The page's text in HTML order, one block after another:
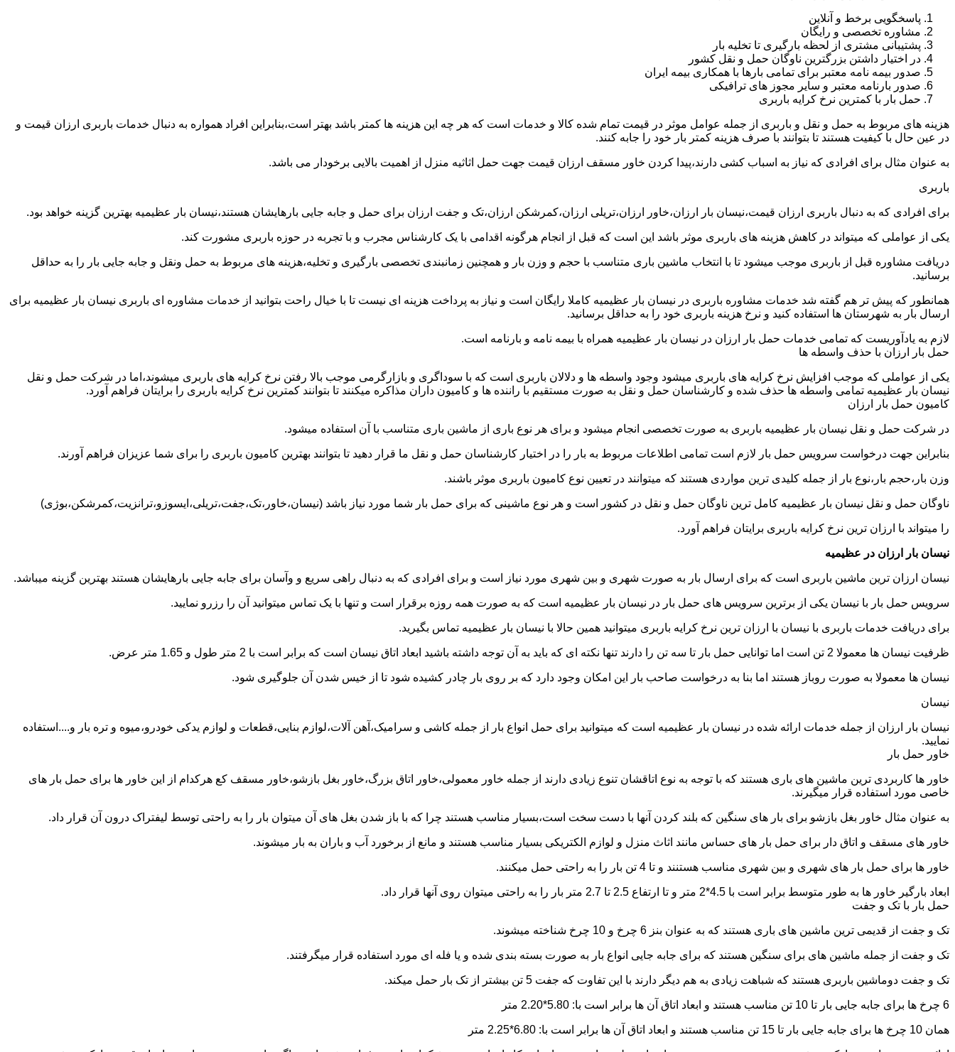
پاسخگویی برخط و آنلاین
مشاوره تخصصی و رایگان
پشتیبانی مشتری از لحظه بارگیری تا تخلیه بار
در اختیار داشتن بزرگترین ناوگان حمل و نقل کشور
صدور بیمه نامه معتبر برای تمامی بارها با همکاری بیمه ایران
صدور بارنامه معتبر و سایر مجوز های ترافیکی
حمل بار با کمترین نرخ کرایه باربری
هزینه های مربوط به حمل و نقل و باربری از جمله عوامل موثر در قیمت تمام شده کالا و خدمات است که هر چه این هزینه ها کمتر باشد بهتر است،بنابراین افراد همواره به دنبال خدمات باربری ارزان قیمت و
در عین حال با کیفیت هستند تا بتوانند با صرف هزینه کمتر بار خود را جابه کنند.
به عنوان مثال برای افرادی که نیاز به اسباب کشی دارند،پیدا کردن خاور مسقف ارزان قیمت جهت حمل اثاثیه منزل از اهمیت بالایی برخودار می باشد.
باربری
برای افرادی که به دنبال باربری ارزان قیمت،نیسان بار ارزان،خاور ارزان،تریلی ارزان،کمرشکن ارزان،تک و جفت ارزان برای حمل و جابه جایی بارهایشان هستند،نیسان بار عظیمیه بهترین گزینه خواهد بود.
یکی از عواملی که میتواند در کاهش هزینه های باربری موثر باشد این است که قبل از انجام هرگونه اقدامی با یک کارشناس مجرب و با تجربه در حوزه باربری مشورت کند.
دریافت مشاوره قبل از باربری موجب میشود تا با انتخاب ماشین باری متناسب با حجم و وزن بار و همچنین زمانبندی تخصصی بارگیری و تخلیه،هزینه های مربوط به حمل ونقل و جابه جایی بار را به حداقل
برسانید.
همانطور که پیش تر هم گفته شد خدمات مشاوره باربری در نیسان بار عظیمیه کاملا رایگان است و نیاز به پرداخت هزینه ای نیست تا با خیال راحت بتوانید از خدمات مشاوره ای باربری نیسان بار عظیمیه برای
ارسال بار به شهرستان ها استفاده کنید و نرخ هزینه باربری خود را به حداقل برسانید.
لازم به یادآوریست که تمامی خدمات حمل بار ارزان در نیسان بار عظیمیه همراه با بیمه نامه و بارنامه است.
حمل بار ارزان با حذف واسطه ها
یکی از عواملی که موجب افزایش نرخ کرایه های باربری میشود وجود واسطه ها و دلالان باربری است که با سوداگری و بازارگرمی موجب بالا رفتن نرخ کرایه های باربری میشوند،اما در شرکت حمل و نقل
نیسان بار عظیمیه تمامی واسطه ها حذف شده و کارشناسان حمل و نقل به صورت مستقیم با راننده ها و کامیون داران مذاکره میکنند تا بتوانند کمترین نرخ کرایه باربری را برایتان فراهم آورد.
کامیون حمل بار ارزان
در شرکت حمل و نقل نیسان بار عظیمیه باربری به صورت تخصصی انجام میشود و برای هر نوع باری از ماشین باری متناسب با آن استفاده میشود.
بنابراین جهت درخواست سرویس حمل بار لازم است تمامی اطلاعات مربوط به بار را در اختیار کارشناسان حمل و نقل ما قرار دهید تا بتوانند بهترین کامیون باربری را برای شما عزیزان فراهم آورند.
وزن بار،حجم بار،نوع بار از جمله کلیدی ترین مواردی هستند که میتوانند در تعیین نوع کامیون باربری موثر باشند.
ناوگان حمل و نقل نیسان بار عظیمیه کامل ترین ناوگان حمل و نقل در کشور است و هر نوع ماشینی که برای حمل بار شما مورد نیاز باشد (نیسان،خاور،تک،جفت،تریلی،ایسوزو،ترانزیت،کمرشکن،بوژی)
را میتواند با ارزان ترین نرخ کرایه باربری برایتان فراهم آورد.
نیسان بار ارزان در عظیمیه
نیسان ارزان ترین ماشین باربری است که برای ارسال بار به صورت شهری و بین شهری مورد نیاز است و برای افرادی که به دنبال راهی سریع و وآسان برای جابه جایی بارهایشان هستند بهترین گزینه میباشد.
سرویس حمل بار با نیسان یکی از برترین سرویس های حمل بار در نیسان بار عظیمیه است که به صورت همه روزه برقرار است و تنها با یک تماس میتوانید آن را رزرو نمایید.
برای دریافت خدمات باربری با نیسان با ارزان ترین نرخ کرایه باربری میتوانید همین حالا با نیسان بار عظیمیه تماس بگیرید.
ظرفیت نیسان ها معمولا 2 تن است اما توانایی حمل بار تا سه تن را دارند تنها نکته ای که باید به آن توجه داشته باشید ابعاد اتاق نیسان است که برابر است با 2 متر طول و 1.65 متر عرض.
نیسان ها معمولا به صورت روباز هستند اما بنا به درخواست صاحب بار این امکان وجود دارد که بر روی بار چادر کشیده شود تا از خیس شدن آن جلوگیری شود.
نیسان
نیسان بار ارزان از جمله خدمات ارائه شده در نیسان بار عظیمیه است که میتوانید برای حمل انواع بار از جمله کاشی و سرامیک،آهن آلات،لوازم بنایی،قطعات و لوازم یدکی خودرو،میوه و تره بار و....استفاده
نمایید.
خاور حمل بار
خاور ها کاربردی ترین ماشین های باری هستند که با توجه به نوع اتاقشان تنوع زیادی دارند از جمله خاور معمولی،خاور اتاق بزرگ،خاور بغل بازشو،خاور مسقف کع هرکدام از این خاور ها برای حمل بار های
خاصی مورد استفاده قرار میگیرند.
به عنوان مثال خاور بغل بازشو برای بار های سنگین که بلند کردن آنها با دست سخت است،بسیار مناسب هستند چرا که با باز شدن بغل های آن میتوان بار را به راحتی توسط لیفتراک درون آن قرار داد.
خاور های مسقف و اتاق دار برای حمل بار های حساس مانند اثاث منزل و لوازم الکتریکی بسیار مناسب هستند و مانع از برخورد آب و باران به بار میشوند.
خاور ها برای حمل بار های شهری و بین شهری مناسب هستنند و تا 4 تن بار را به راحتی حمل میکنند.
ابعاد بارگیر خاور ها به طور متوسط برابر است با 4.5*2 متر و تا ارتفاع 2.5 تا 2.7 متر بار را به راحتی میتوان روی آنها قرار داد.
حمل بار با تک و جفت
تک و جفت از قدیمی ترین ماشین های باری هستند که به عنوان بنز 6 چرخ و 10 چرخ شناخته میشوند.
تک و جفت از جمله ماشین های برای سنگین هستند که برای جابه جایی انواع بار به صورت بسته بندی شده و یا فله ای مورد استفاده قرار میگرفتند.
تک و جفت دوماشین باربری هستند که شباهت زیادی به هم دیگر دارند با این تفاوت که جفت 5 تن بیشتر از تک بار حمل میکند.
6 چرخ ها برای جابه جایی بار تا 10 تن مناسب هستند و ابعاد اتاق آن ها برابر است با: 5.80*2.20 متر
همان 10 چرخ ها برای جابه جایی بار تا 15 تن مناسب هستند و ابعاد اتاق آن ها برابر است با: 6.80*2.25 متر